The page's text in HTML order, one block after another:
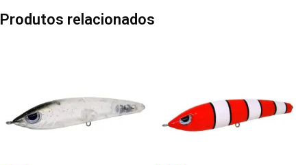
Produtos relacionados